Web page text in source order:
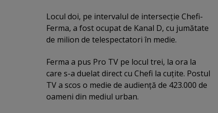
Locul doi, pe intervalul de intersecţie Chefi-
Ferma, a fost ocupat de Kanal D, cu jumătate
de milion de telespectatori în medie.
Ferma a pus Pro TV pe locul trei, la ora la
care s-a duelat direct cu Chefi la cuţite. Postul
TV a scos o medie de audienţă de 423.000 de
oameni din mediul urban.